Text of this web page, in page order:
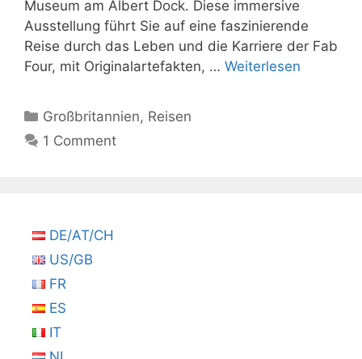
Museum am Albert Dock. Diese immersive
Ausstellung führt Sie auf eine faszinierende
Reise durch das Leben und die Karriere der Fab
Four, mit Originalartefakten, … Weiterlesen
Kategorien
Großbritannien, Reisen
1 Comment
DE/AT/CH
US/GB
FR
ES
IT